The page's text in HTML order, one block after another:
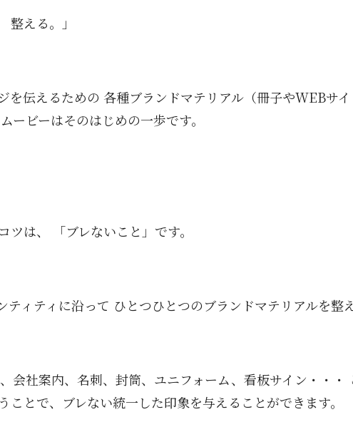
える。」
を伝えるための 各種ブランドマテリアル（冊子やWEBサ
ービーはそのはじめの一歩です。
は、 「ブレないこと」です。
ティティに沿って ひとつひとつのブランドマテリアルを整
会社案内、名刺、封筒、ユニフォーム、看板サイン・・・
ことで、ブレない統一した印象を与えることができます。